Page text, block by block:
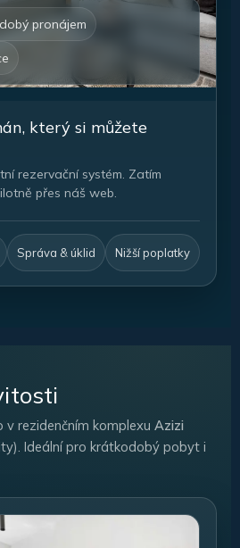
pronájem
který si můžete
rezervační systém. Zatím
přes náš web.
Správa & úklid Nižší poplatky
rezidenčním komplexu Azizi
Ideální pro krátkodobý pobyt i